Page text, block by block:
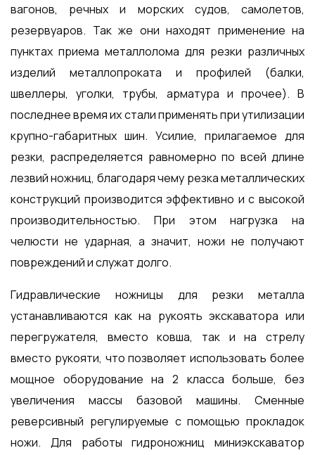
вагонов, речных и морских судов, самолетов,
резервуаров. Так же они находят применение на
пунктах приема металлолома для резки различных
изделий металлопроката и профилей (балки,
швеллеры, уголки, трубы, арматура и прочее). В
последнее время их стали применять при утилизации
крупно-габаритных шин. Усилие, прилагаемое для
резки, распределяется равномерно по всей длине
лезвий ножниц, благодаря чему резка металлических
конструкций производится эффективно и с высокой
производительностью. При этом нагрузка на
челюсти не ударная, а значит, ножи не получают
повреждений и служат долго.
Гидравлические ножницы для резки металла
устанавливаются как на рукоять экскаватора или
перегружателя, вместо ковша, так и на стрелу
вместо рукояти, что позволяет использовать более
мощное оборудование на 2 класса больше, без
увеличения массы базовой машины. Сменные
реверсивный регулируемые с помощью прокладок
ножи. Для работы гидроножниц миниэкскаватор